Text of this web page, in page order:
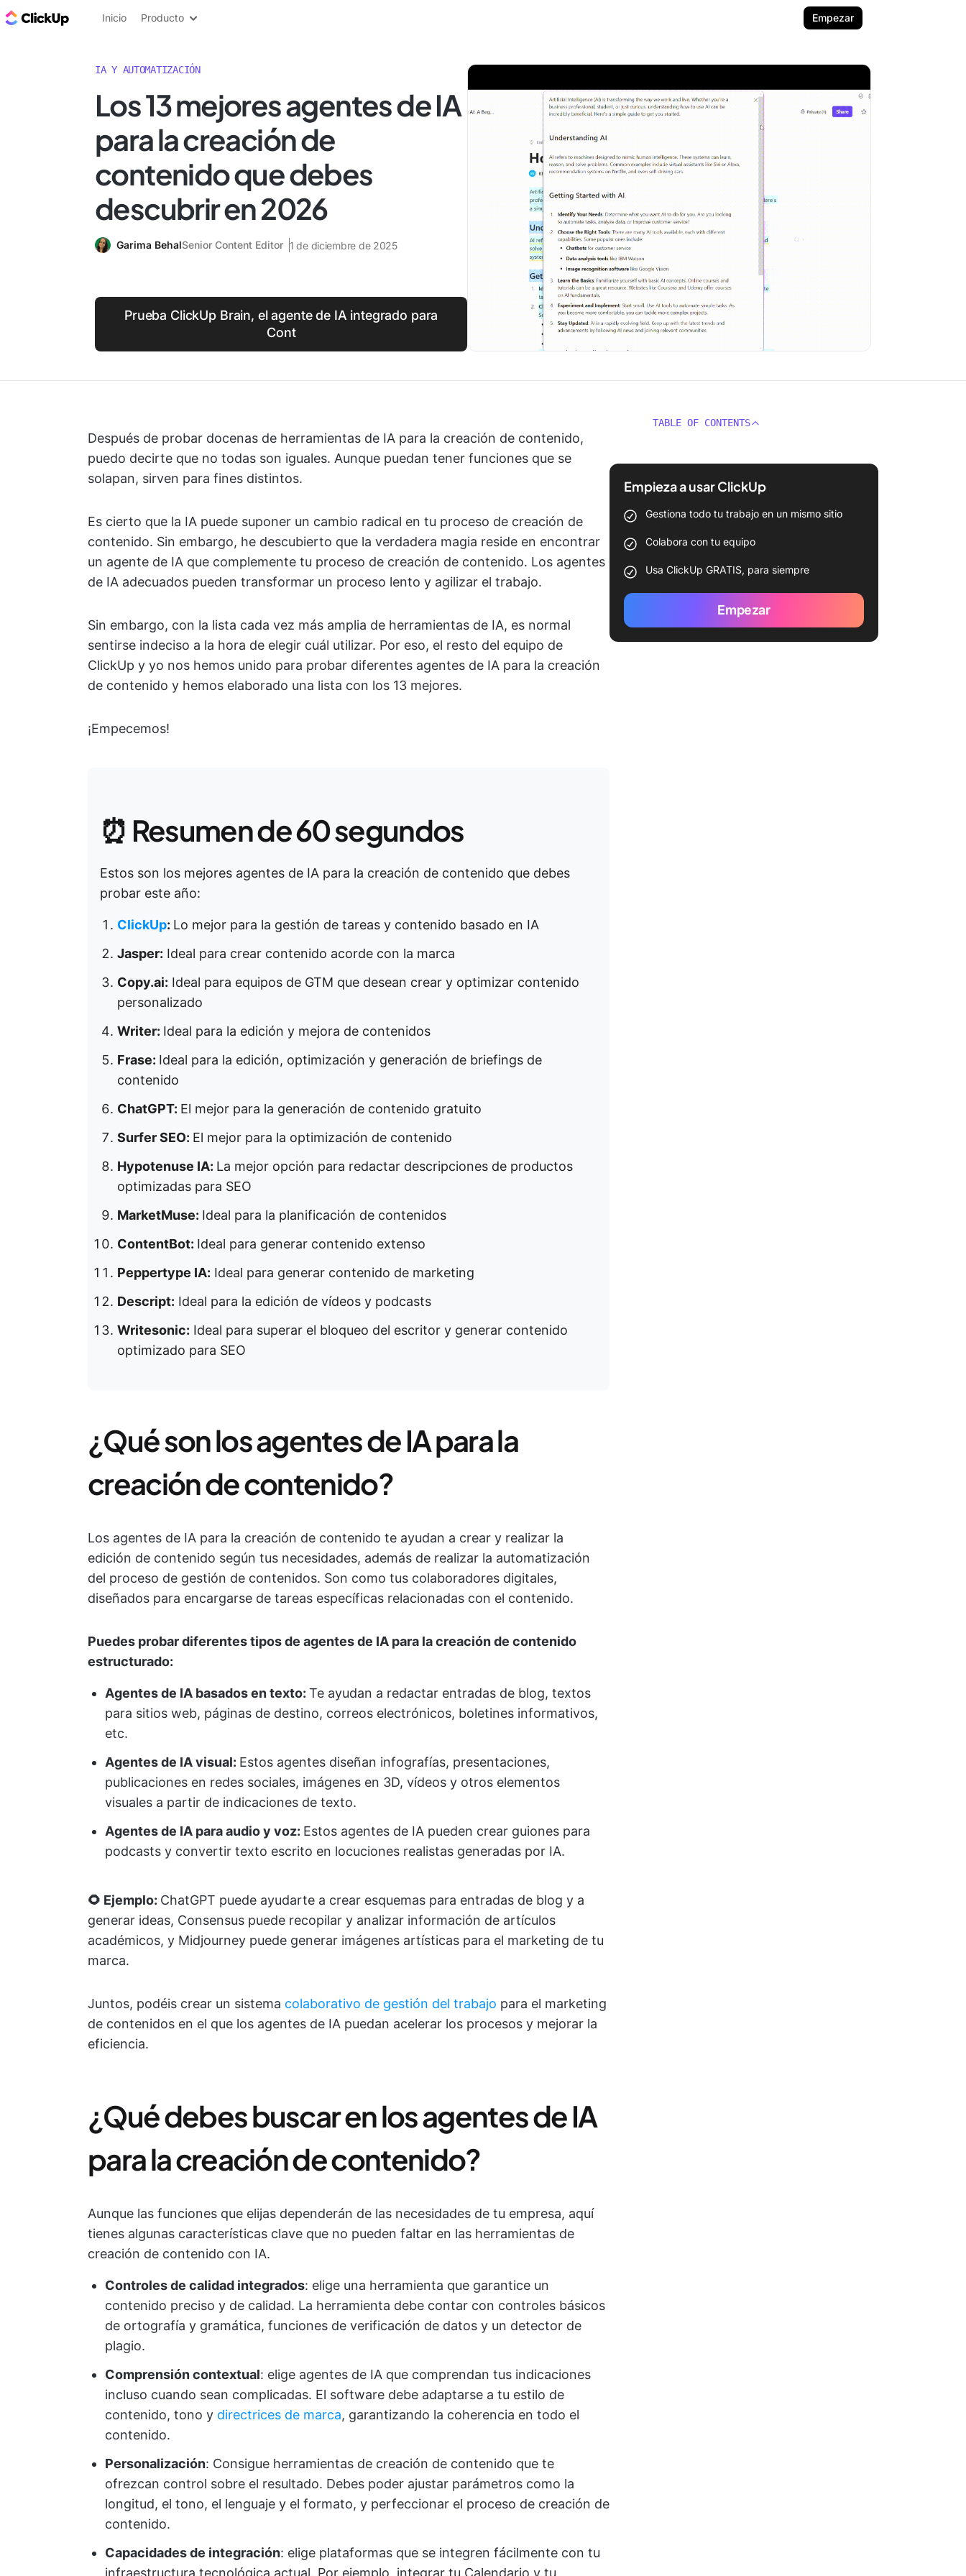
ClickUp Blog
Inicio Producto Empezar
IA Y AUTOMATIZACIÓN
Los 13 mejores agentes de IA
para la creación de
contenido que debes
descubrir en 2026
Garima BehalSenior Content Editor 1 de diciembre de 2025
Prueba ClickUp Brain, el agente de IA integrado para
Cont
Después de probar docenas de herramientas de IA para la creación de contenido,
puedo decirte que no todas son iguales. Aunque puedan tener funciones que se
solapan, sirven para fines distintos.
Es cierto que la IA puede suponer un cambio radical en tu proceso de creación de
contenido. Sin embargo, he descubierto que la verdadera magia reside en encontrar
un agente de IA que complemente tu proceso de creación de contenido. Los agentes
de IA adecuados pueden transformar un proceso lento y agilizar el trabajo.
Sin embargo, con la lista cada vez más amplia de herramientas de IA, es normal
sentirse indeciso a la hora de elegir cuál utilizar. Por eso, el resto del equipo de
ClickUp y yo nos hemos unido para probar diferentes agentes de IA para la creación
de contenido y hemos elaborado una lista con los 13 mejores.
¡Empecemos!
⏰ Resumen de 60 segundos
Estos son los mejores agentes de IA para la creación de contenido que debes
probar este año:
ClickUp: Lo mejor para la gestión de tareas y contenido basado en IA
Jasper: Ideal para crear contenido acorde con la marca
Copy.ai: Ideal para equipos de GTM que desean crear y optimizar contenido
personalizado
Writer: Ideal para la edición y mejora de contenidos
Frase: Ideal para la edición, optimización y generación de briefings de
contenido
ChatGPT: El mejor para la generación de contenido gratuito
Surfer SEO: El mejor para la optimización de contenido
Hypotenuse IA: La mejor opción para redactar descripciones de productos
optimizadas para SEO
MarketMuse: Ideal para la planificación de contenidos
ContentBot: Ideal para generar contenido extenso
Peppertype IA: Ideal para generar contenido de marketing
Descript: Ideal para la edición de vídeos y podcasts
Writesonic: Ideal para superar el bloqueo del escritor y generar contenido
optimizado para SEO
¿Qué son los agentes de IA para la
creación de contenido?
Los agentes de IA para la creación de contenido te ayudan a crear y realizar la
edición de contenido según tus necesidades, además de realizar la automatización
del proceso de gestión de contenidos. Son como tus colaboradores digitales,
diseñados para encargarse de tareas específicas relacionadas con el contenido.
Puedes probar diferentes tipos de agentes de IA para la creación de contenido
estructurado:
Agentes de IA basados en texto: Te ayudan a redactar entradas de blog, textos
para sitios web, páginas de destino, correos electrónicos, boletines informativos,
etc.
Agentes de IA visual: Estos agentes diseñan infografías, presentaciones,
publicaciones en redes sociales, imágenes en 3D, vídeos y otros elementos
visuales a partir de indicaciones de texto.
Agentes de IA para audio y voz: Estos agentes de IA pueden crear guiones para
podcasts y convertir texto escrito en locuciones realistas generadas por IA.
🌻 Ejemplo: ChatGPT puede ayudarte a crear esquemas para entradas de blog y a
generar ideas, Consensus puede recopilar y analizar información de artículos
académicos, y Midjourney puede generar imágenes artísticas para el marketing de tu
marca.
Juntos, podéis crear un sistema colaborativo de gestión del trabajo para el marketing
de contenidos en el que los agentes de IA puedan acelerar los procesos y mejorar la
eficiencia.
¿Qué debes buscar en los agentes de IA
para la creación de contenido?
Aunque las funciones que elijas dependerán de las necesidades de tu empresa, aquí
tienes algunas características clave que no pueden faltar en las herramientas de
creación de contenido con IA.
Controles de calidad integrados: elige una herramienta que garantice un
contenido preciso y de calidad. La herramienta debe contar con controles básicos
de ortografía y gramática, funciones de verificación de datos y un detector de
plagio.
Comprensión contextual: elige agentes de IA que comprendan tus indicaciones
incluso cuando sean complicadas. El software debe adaptarse a tu estilo de
contenido, tono y directrices de marca, garantizando la coherencia en todo el
contenido.
Personalización: Consigue herramientas de creación de contenido que te
ofrezcan control sobre el resultado. Debes poder ajustar parámetros como la
longitud, el tono, el lenguaje y el formato, y perfeccionar el proceso de creación de
contenido.
Capacidades de integración: elige plataformas que se integren fácilmente con tu
infraestructura tecnológica actual. Por ejemplo, integrar tu Calendario y tu
TABLE OF CONTENTS
Empieza a usar ClickUp
Gestiona todo tu trabajo en un mismo sitio
Colabora con tu equipo
Usa ClickUp GRATIS, para siempre
Empezar